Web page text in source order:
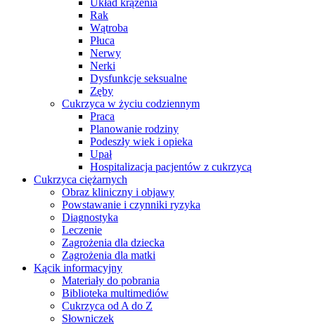
Rak
Wątroba
Płuca
Nerwy
Nerki
Dysfunkcje seksualne
Zęby
Cukrzyca w życiu codziennym
Praca
Planowanie rodziny
Podeszły wiek i opieka
Upał
Hospitalizacja pacjentów z cukrzycą
Cukrzyca ciężarnych
Obraz kliniczny i objawy
Powstawanie i czynniki ryzyka
Diagnostyka
Leczenie
Zagrożenia dla dziecka
Zagrożenia dla matki
Kącik informacyjny
Materiały do pobrania
Biblioteka multimediów
Cukrzyca od A do Z
Słowniczek